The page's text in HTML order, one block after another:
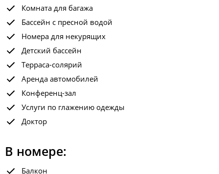
Комната для багажа
Бассейн с пресной водой
Номера для некурящих
Детский бассейн
Терраса-солярий
Аренда автомобилей
Конференц-зал
Услуги по глажению одежды
Доктор
В номере:
Балкон